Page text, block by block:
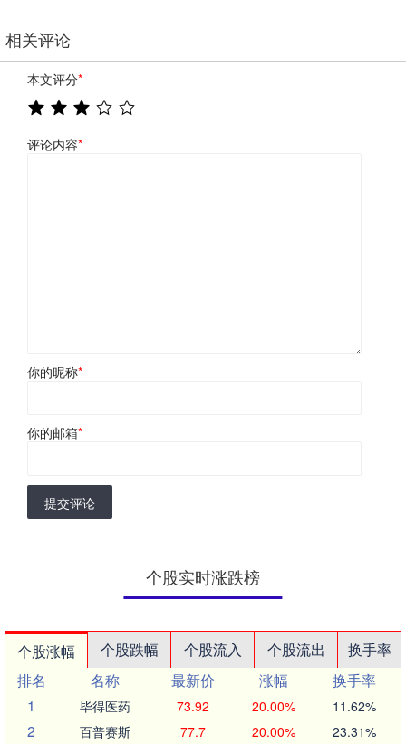
相关评论
本文评分*
评论内容*
你的昵称*
你的邮箱*
提交评论
个股实时涨跌榜
个股涨幅 个股跌幅 个股流入 个股流出
换手率
排名
名称 最新价 涨幅
换手率
1
毕得医药 73.92 20.00% 11.62%
2 百普赛斯 77.7 20.00% 23.31%